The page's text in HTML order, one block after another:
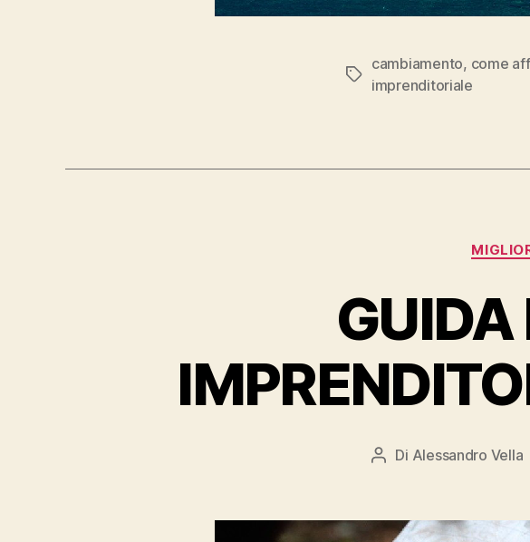
Tag
cambiamento, come
imprenditoriale
GUIDA
Autore
Di Alessandro Vella